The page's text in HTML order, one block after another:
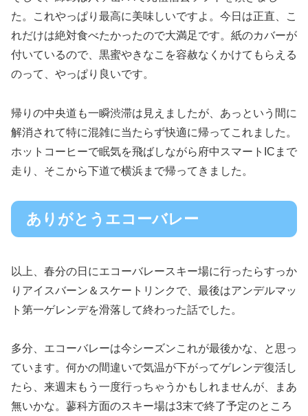
た。これやっぱり最高に美味しいですよ。今日は正直、こ
れだけは絶対食べたかったので大満足です。紙のカバーが
付いているので、黒蜜やきなこを容赦なくかけてもらえる
のって、やっぱり良いです。
帰りの中央道も一瞬渋滞は見えましたが、あっという間に
解消されて特に混雑に当たらず快適に帰ってこれました。
ホットコーヒーで眠気を飛ばしながら府中スマートICまで
走り、そこから下道で横浜まで帰ってきました。
ありがとうエコーバレー
以上、春分の日にエコーバレースキー場に行ったらすっか
りアイスバーン＆スケートリンクで、最後はアンデルマッ
ト第一ゲレンデを滑落して終わった話でした。
多分、エコーバレーは今シーズンこれが最後かな、と思っ
ています。何かの間違いで気温が下がってゲレンデ復活し
たら、来週末もう一度行っちゃうかもしれませんが、まあ
無いかな。蓼科方面のスキー場は3末で終了予定のところ